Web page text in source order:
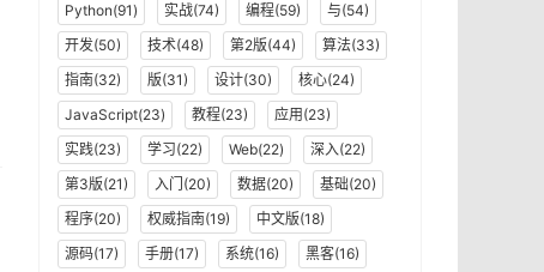
Python(91)
实战(74) 编程(59)
与(54)
开发(50)
技术(48) 第2版(44)
算法(33)
指南(32)
版(31) 设计(30)
核心(24)
JavaScript(23)
教程(23)
应用(23)
实践(23)
学习(22) Web(22)
深入(22)
第3版(21)
入门(20) 数据(20)
基础(20)
程序(20)
权威指南(19)
中文版(18)
源码(17)
手册(17) 系统(16)
黑客(16)